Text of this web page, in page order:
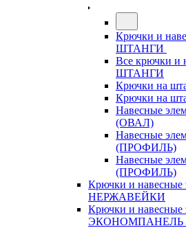
Крючки и
ШТАНГИ
Все крючки и
ШТАНГИ
Крючки на
Крючки на
Навесные
(ОВАЛ)
Навесные
(ПРОФИЛЬ)
Навесные
(ПРОФИЛЬ)
Крючки и навесные
НЕРЖАВЕЙКИ
Крючки и навесные
ЭКОНОМПАНЕЛЬ